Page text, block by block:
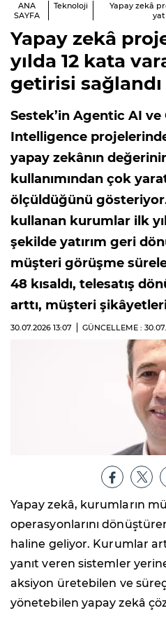
ANA
SAYFA
Teknoloji
Yapay zekâ
Yapay zekâ
yılda 12 kata
getirisi sağlandı
Sestek’in Agentic AI
Intelligence
yapay zekânın
kullanımından çok
ölçüldüğünü
kullanan kurumlar ilk
şekilde yatırım geri
müşteri görüşme
48 kısaldı, telesatış
arttı, müşteri
30.07.2026 13:07 GÜNCELLEME :
Yapay zekâ, kurumların
operasyonlarını
haline geliyor. Kurumlar
yanıt veren sistemler
aksiyon üretebilen ve
yönetebilen yapay zekâ